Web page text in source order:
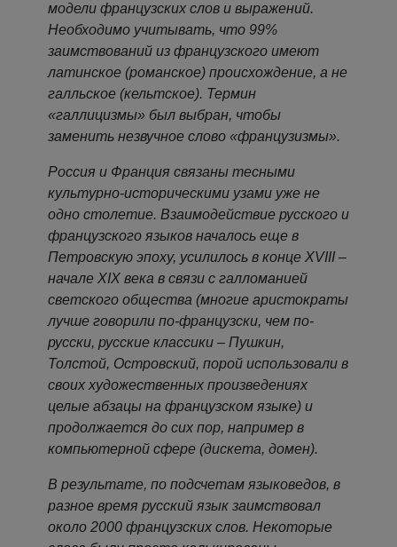
модели французских слов и выражений.
Необходимо учитывать, что 99%
заимствований из французского имеют
латинское (романское) происхождение, а не
галльское (кельтское). Термин
«галлицизмы» был выбран, чтобы
заменить незвучное слово «французизмы».
Россия и Франция связаны тесными
культурно-историческими узами уже не
одно столетие. Взаимодействие русского и
французского языков началось еще в
Петровскую эпоху, усилилось в конце XVIII –
начале XIX века в связи с галломанией
светского общества (многие аристократы
лучше говорили по-французски, чем по-
русски, русские классики – Пушкин,
Толстой, Островский, порой использовали в
своих художественных произведениях
целые абзацы на французском языке) и
продолжается до сих пор, например в
компьютерной сфере (дискета, домен).
В результате, по подсчетам языковедов, в
разное время русский язык заимствовал
около 2000 французских слов. Некоторые